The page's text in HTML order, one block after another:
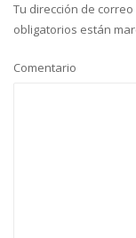
Tu dirección de
obligatorios están
Comentario